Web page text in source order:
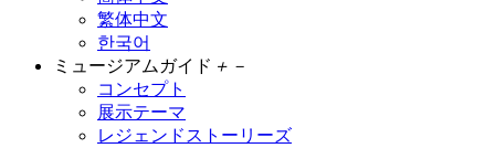
繁体中文
한국어
ミュージアムガイド ＋ －
コンセプト
展示テーマ
レジェンドストーリーズ